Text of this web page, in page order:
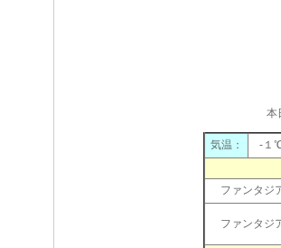
本
気温： -
ファンタジ
ファンタジ